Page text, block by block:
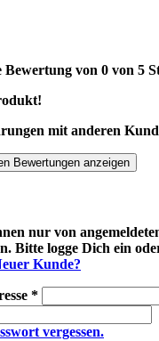
von 0 von 5
mit anderen
Bewertungen anzeigen
nur von
Bitte logge Dich ein
Kunde?
*
vergessen.